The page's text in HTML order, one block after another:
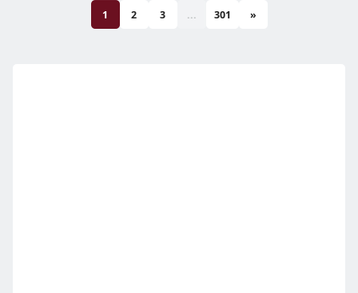
1 2 3 ... 301 »